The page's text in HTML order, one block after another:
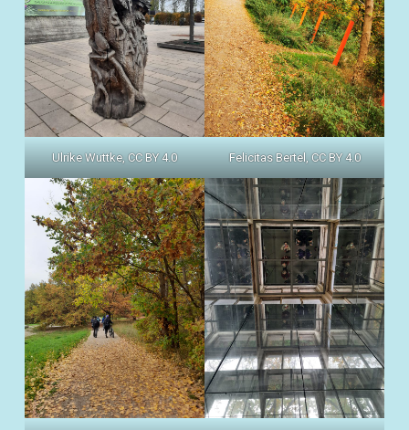
Ulrike Wuttke, CC BY 4.0 Felicitas Bertel, CC BY 4.0